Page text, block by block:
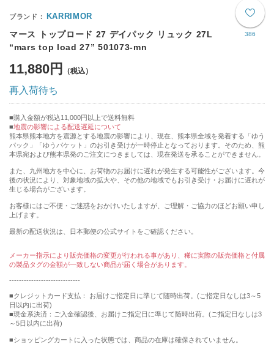
386
KARRIMOR
マース トップロード 27 デイパック リュック 27L
“mars top load 27” 501073-mn
11,880円
再入荷待ち
購入金額が税込11,000円以上で送料無料
地震の影響による配送遅延について
熊本県熊本地方を震源とする地震の影響により、現在、熊本県全域を発着する「ゆう
パック」「ゆうパケット」のお引き受けが一時停止となっております。そのため、熊
本県宛および熊本県発のご注文につきましては、現在発送を承ることができません。
また、九州地方を中心に、お荷物のお届けに遅れが発生する可能性がございます。今
後の状況により、対象地域の拡大や、その他の地域でもお引き受け・お届けに遅れが
生じる場合がございます。
お客様にはご不便・ご迷惑をおかけいたしますが、ご理解・ご協力のほどお願い申し
上げます。
最新の配送状況は、日本郵便の公式サイトをご確認ください。
メーカー指示により販売価格の変更が行われる事があり、稀に実際の販売価格と付属
の製品タグの金額が一致しない商品が届く場合があります。
-----------------------------
■クレジットカード支払： お届けご指定日に準じて随時出荷。(ご指定日なしは3～5
日以内に出荷)
■現金系決済：ご入金確認後、お届けご指定日に準じて随時出荷。(ご指定日なしは3
～5日以内に出荷)
■ショッピングカートに入った状態では、商品の在庫は確保されていません。